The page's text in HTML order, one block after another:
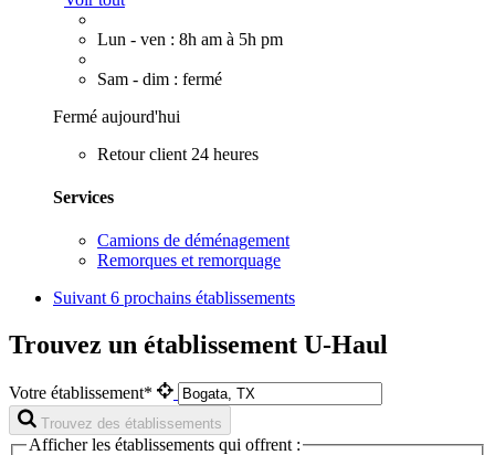
Lun - ven : 8h am à 5h pm
Sam - dim : fermé
Fermé aujourd'hui
Retour client 24 heures
Services
Camions de déménagement
Remorques et remorquage
Suivant 6 prochains établissements
Trouvez un établissement U-Haul
Votre établissement*
Trouvez des établissements
Afficher les établissements qui offrent :